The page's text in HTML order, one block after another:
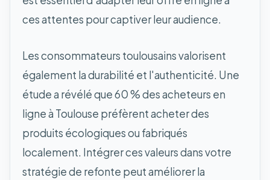
ces attentes pour captiver leur audience.
Les consommateurs toulousains valorisent
également la durabilité et l'authenticité. Une
étude a révélé que 60 % des acheteurs en
ligne à Toulouse préfèrent acheter des
produits écologiques ou fabriqués
localement. Intégrer ces valeurs dans votre
stratégie de refonte peut améliorer la